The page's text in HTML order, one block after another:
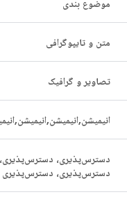
موضوع بندی
متن و تایپوگرافی
تصاویر و گرافیک
انیمیشن,انیمیشن,انیمیشن,
دسترس‌پذیری، دسترس‌پذیری،
دسترس‌پذیری، دسترس‌پذیری